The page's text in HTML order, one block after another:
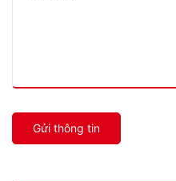
Gửi thông tin